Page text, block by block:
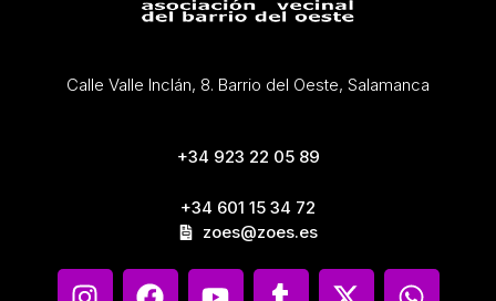
Calle Valle Inclán, 8. Barrio del Oeste, Salamanca
+34 923 22 05 89
+34 601 15 34 72
zoes@zoes.es